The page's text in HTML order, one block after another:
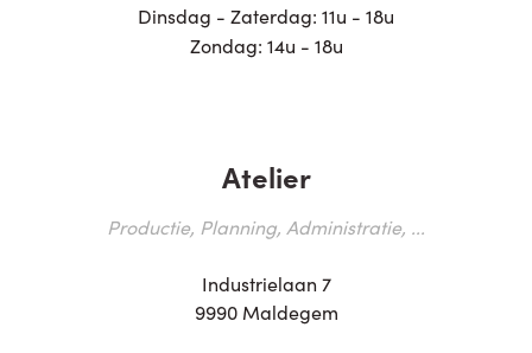
Dinsdag - Zaterdag: 11u - 18u
Zondag: 14u - 18u
Atelier
Productie, Planning, Administratie, ...
Industrielaan 7
9990 Maldegem